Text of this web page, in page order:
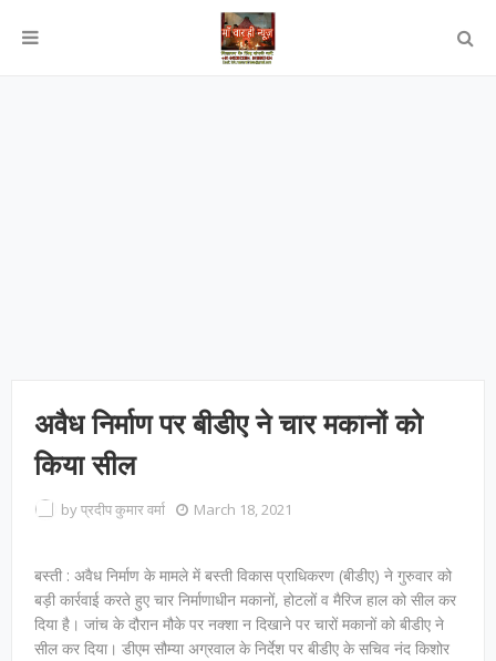
अवैध निर्माण पर बीडीए ने चार मकानों को
किया सील
byप्रदीप कुमार वर्मा March 18, 2021
बस्ती : अवैध निर्माण के मामले में बस्ती विकास प्राधिकरण (बीडीए) ने गुरुवार को
बड़ी कार्रवाई करते हुए चार निर्माणाधीन मकानों, होटलों व मैरिज हाल को सील कर
दिया है। जांच के दौरान मौके पर नक्शा न दिखाने पर चारों मकानों को बीडीए ने
सील कर दिया। डीएम सौम्या अग्रवाल के निर्देश पर बीडीए के सचिव नंद किशोर